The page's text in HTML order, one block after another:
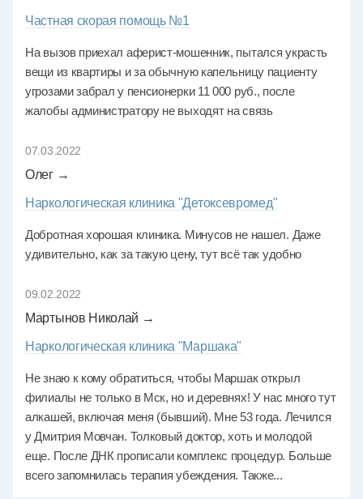
Частная скорая помощь №1
На вызов приехал аферист-мошенник, пытался украсть
вещи из квартиры и за обычную капельницу пациенту
угрозами забрал у пенсионерки 11 000 руб., после
жалобы администратору не выходят на связь
07.03.2022
Олег →
Наркологическая клиника "Детоксевромед"
Добротная хорошая клиника. Минусов не нашел. Даже
удивительно, как за такую цену, тут всё так удобно
09.02.2022
Мартынов Николай →
Наркологическая клиника "Маршака"
Не знаю к кому обратиться, чтобы Маршак открыл
филиалы не только в Мск, но и деревнях! У нас много тут
алкашей, включая меня (бывший). Мне 53 года. Лечился
у Дмитрия Мовчан. Толковый доктор, хоть и молодой
еще. После ДНК прописали комплекс процедур. Больше
всего запомнилась терапия убеждения. Также...